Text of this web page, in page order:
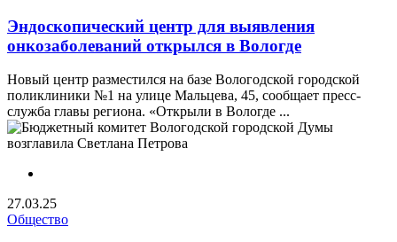
Эндоскопический центр для выявления
онкозаболеваний открылся в Вологде
Новый центр разместился на базе Вологодской городской
поликлиники №1 на улице Мальцева, 45, сообщает пресс-
служба главы региона. «Открыли в Вологде ...
27.03.25
Общество